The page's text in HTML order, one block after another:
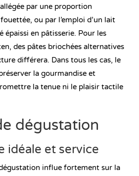
par une proportion
ou par l’emploi d’un lait
épaissi en pâtisserie. Pour les
des pâtes briochées alternatives
différera. Dans tous les cas, le
la gourmandise et
la tenue ni le plaisir tactile
dégustation
idéale et service
influe fortement sur la